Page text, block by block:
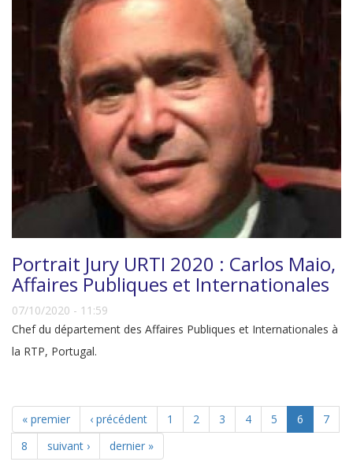
Portrait Jury URTI 2020 : Carlos Maio,
Affaires Publiques et Internationales
07/10/2020 - 11:59
Chef du département des Affaires Publiques et Internationales à
la RTP, Portugal.
« premier ‹ précédent 1 2 3 4 5 6
7
8
suivant › dernier »